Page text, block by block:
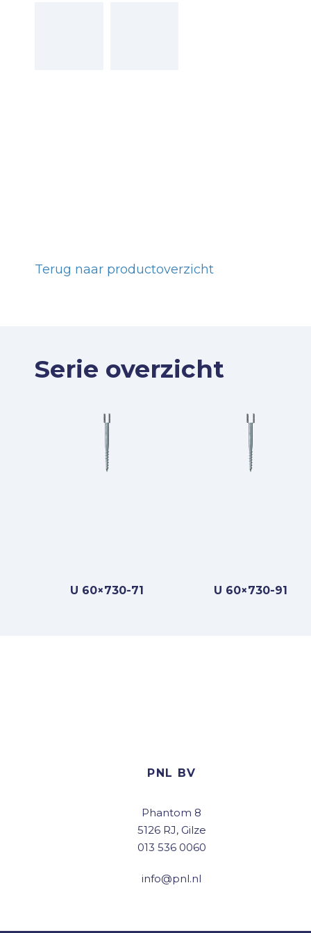
Terug naar productoverzicht
Serie overzicht
U 60×730-71 U 60×730-91
PNL BV
Phantom 8
5126 RJ, Gilze
013 536 0060
info@pnl.nl